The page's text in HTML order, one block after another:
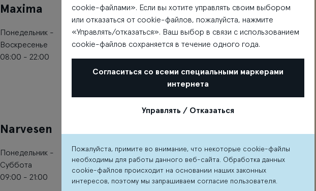
Maxima
Понедельник -
Воскресенье
08:00 - 22:00
Apollo Kino
Понедельник -
Воскресенье
10:00 - 23:00
Gan Bei
Понедельник -
Воскресенье
10:00 - 22:00
Narvesen
Понедельник -
Суббота
09:00 - 21:00
спортивный
бар и
развлекательный
Понедельник -
Воскресенье
cookie-файлами». Если вы хотите управлять своим выбором
или отказаться от cookie-файлов, пожалуйста, нажмите
«Управлять/отказаться». Ваш выбор в связи с использованием
cookie-файлов сохраняется в течение одного года.
Согласиться со всеми специальными маркерами
интернета
Управлять / Отказаться
Пожалуйста, примите во внимание, что некоторые cookie-файлы
необходимы для работы данного веб-сайта. Обработка данных
cookie-файлов происходит на основании наших законных
интересов, поэтому мы запрашиваем согласие пользователя.